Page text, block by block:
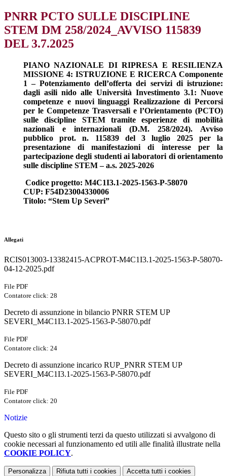
PNRR PCTO SULLE DISCIPLINE
STEM DM 258/2024_AVVISO 115839
DEL 3.7.2025
PIANO NAZIONALE DI RIPRESA E RESILIENZA
MISSIONE 4: ISTRUZIONE E RICERCA Componente
1 – Potenziamento dell’offerta dei servizi di istruzione:
dagli asili nido alle Università Investimento 3.1: Nuove
competenze e nuovi linguaggi Realizzazione di Percorsi
per le Competenze Trasversali e l’Orientamento (PCTO)
sulle discipline STEM tramite esperienze di mobilità
nazionali e internazionali (D.M. 258/2024). Avviso
pubblico prot. n. 115839 del 3 luglio 2025 per la
presentazione di manifestazioni di interesse per la
partecipazione degli studenti ai laboratori di orientamento
sulle discipline STEM – a.s. 2025-2026
Codice progetto: M4C1I3.1-2025-1563-P-58070
CUP: F54D23004330006
Titolo: “Stem Up Severi”
Allegati
RCIS013003-13382415-ACPROT-M4C1I3.1-2025-1563-P-58070-
04-12-2025.pdf
File PDF
Contatore click: 28
Decreto di assunzione in bilancio PNRR STEM UP
SEVERI_M4C1I3.1-2025-1563-P-58070.pdf
File PDF
Contatore click: 24
Decreto di assunzione incarico RUP_PNRR STEM UP
SEVERI_M4C1I3.1-2025-1563-P-58070.pdf
File PDF
Contatore click: 20
Notizie
Questo sito o gli strumenti terzi da questo utilizzati si avvalgono di
cookie necessari al funzionamento ed utili alle finalità illustrate nella
COOKIE POLICY.
Personalizza Rifiuta tutti i cookies Accetta tutti i cookies